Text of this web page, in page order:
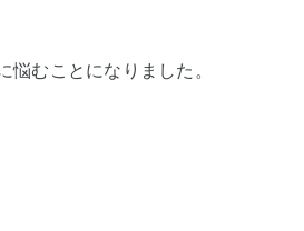
悩むことになりました。